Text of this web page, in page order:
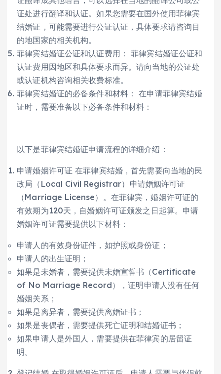
证处进行翻译和认证。如果您需要在国外使用菲律宾
结婚证，可能需要进行公证认证，具体要求请咨询目
的地国家的相关机构。
菲律宾结婚证公证和认证费用： 菲律宾结婚证公证和
认证费用因地区和具体要求而异。请向当地的公证处
或认证机构咨询相关收费标准。
菲律宾结婚证的必备条件和材料： 在申请菲律宾结婚
证时，需要准备以下必备条件和材料：
以下是菲律宾结婚证申请流程的详细介绍：
申请婚姻许可证 在菲律宾结婚，首先需要向当地的民
政局（Local Civil Registrar）申请婚姻许可证
（Marriage License）。在菲律宾，婚姻许可证的
有效期为120天，自婚姻许可证颁发之日起算。申请
婚姻许可证需要提供以下材料：
申请人的有效身份证件，如护照或身份证；
申请人的出生证明；
如果是未婚者，需要提供未婚宣誓书（Certificate
of No Marriage Record），证明申请人没有任何
婚姻关系；
如果是离异者，需要提供离婚证书；
如果是丧偶者，需要提供死亡证明和结婚证书；
如果申请人是外国人，需要提供在菲律宾的居留证
明。